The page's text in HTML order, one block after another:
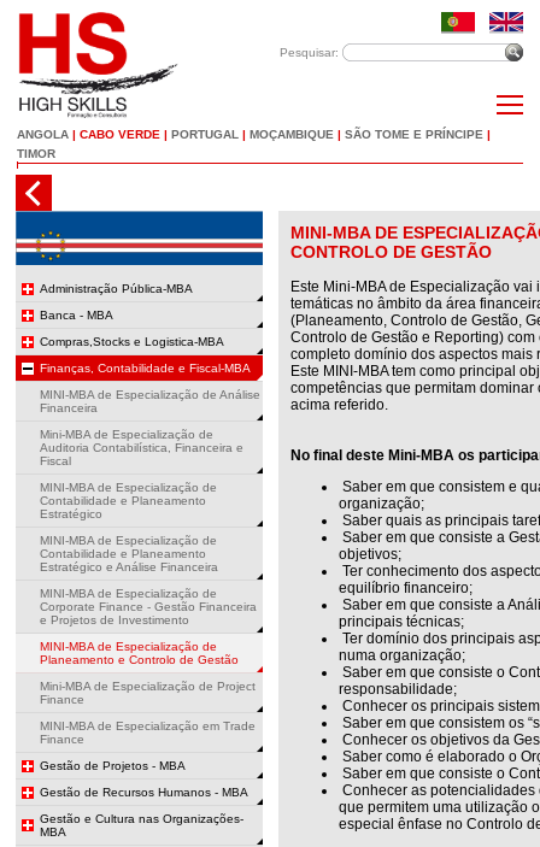
Pesquisar:
ANGOLA | CABO VERDE | PORTUGAL | MOÇAMBIQUE | SÃO TOME E PRÍNCIPE |
TIMOR
Administração Pública-MBA
Banca - MBA
Compras,Stocks e Logistica-MBA
Finanças, Contabilidade e Fiscal-MBA
MINI-MBA de Especialização de Análise
Financeira
Mini-MBA de Especialização de
Auditoria Contabilística, Financeira e
Fiscal
MINI-MBA de Especialização de
Contabilidade e Planeamento
Estratégico
MINI-MBA de Especialização de
Contabilidade e Planeamento
Estratégico e Análise Financeira
MINI-MBA de Especialização de
Corporate Finance - Gestão Financeira
e Projetos de Investimento
MINI-MBA de Especialização de
Planeamento e Controlo de Gestão
Mini-MBA de Especialização de Project
Finance
MINI-MBA de Especialização em Trade
Finance
Gestão de Projetos - MBA
Gestão de Recursos Humanos - MBA
Gestão e Cultura nas Organizações-
MBA
MINI-MBA DE
CONTROLO DE GESTÃO
Este Mini-MBA de Especialização
temáticas no âmbito da área
(Planeamento, Controlo de Gestão,
Controlo de Gestão e Reporting)
completo domínio dos aspectos mais
Este MINI-MBA tem como principal
competências que permitam
acima referido.
No final deste Mini-MBA os
Saber em que consistem e
organização;
Saber quais as principais
Saber em que consiste a
objetivos;
Ter conhecimento dos
equilíbrio financeiro;
Saber em que consiste a
principais técnicas;
Ter domínio dos principais
numa organização;
Saber em que consiste o
responsabilidade;
Conhecer os principais
Saber em que consistem os
Conhecer os objetivos da
Saber como é elaborado o
Saber em que consiste o
Conhecer as
que permitem uma utilização
especial ênfase no Controlo